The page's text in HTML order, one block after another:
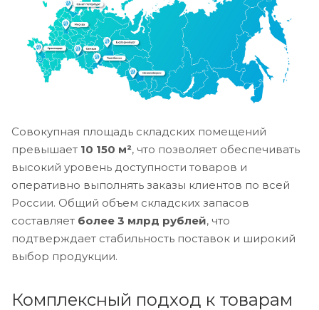
Совокупная площадь складских помещений
превышает 10 150 м², что позволяет обеспечивать
высокий уровень доступности товаров и
оперативно выполнять заказы клиентов по всей
России. Общий объем складских запасов
составляет более 3 млрд рублей, что
подтверждает стабильность поставок и широкий
выбор продукции.
Комплексный подход к товарам